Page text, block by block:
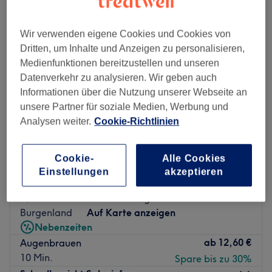
Beauty by Jasmin
Burgenland
Auf Karte anzeigen
Nebenzeiten
Augenbrauen
10 Min.
ab 12,60 €
Spare bis zu 30%
Wir verwenden eigene Cookies und Cookies von
Dritten, um Inhalte und Anzeigen zu personalisieren,
Medienfunktionen bereitzustellen und unseren
Datenverkehr zu analysieren. Wir geben auch
Informationen über die Nutzung unserer Webseite an
unsere Partner für soziale Medien, Werbung und
Analysen weiter. Cookie-Richtlinien
Alle Cookies
akzeptieren
Cookie-
Einstellungen